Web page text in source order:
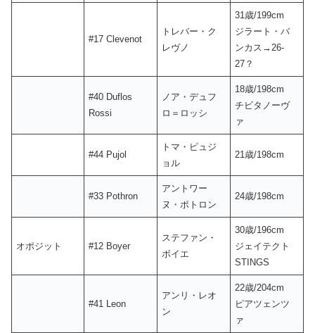
#17 Clevenot
トレバー・ク
レヴノ
31歳/199cm
ジラート・バ
ンカス→26-
27？
#40 Duflos
Rossi
ノア・デュフ
ロ＝ロッシ
18歳/198cm
チビタノーヴ
ァ
#44 Pujol
トマ・ピュジ
ョル
21歳/198cm
#33 Pothron
アントワー
ヌ・ポトロン
24歳/198cm
オポジット #12 Boyer
ステファン・
ボイエ
30歳/196cm
ジェイテクト
STINGS
#41 Leon
アンリ・レオ
ン
22歳/204cm
ピアツェンツ
ァ